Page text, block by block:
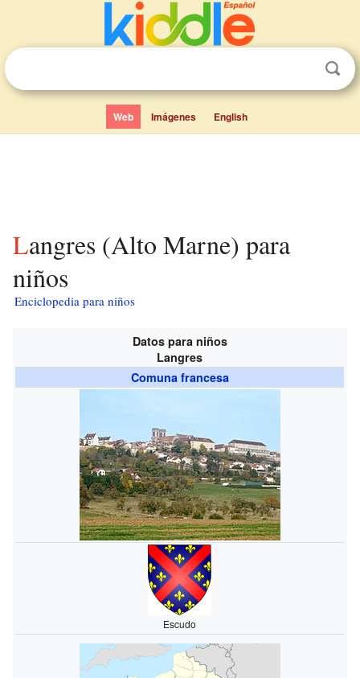
Web Imágenes English
Langres (Alto Marne) para
niños
Enciclopedia para niños
Datos para niños
Langres
Comuna francesa
Escudo